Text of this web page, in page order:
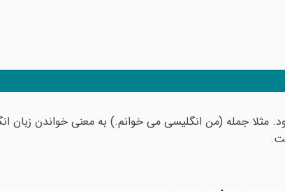
مثلا جمله (من انگلیسی می خوانم.) به معنی خواندن زبان